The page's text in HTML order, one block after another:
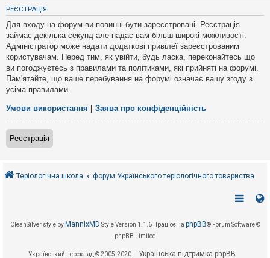
в
і
д
п
о
в
і
д
е
й
к
т
и
в
т
РЕЄСТРАЦІЯ
Для входу на форум ви повинні бути зареєстровані. Реєстрація
займає декілька секунд але надає вам більш широкі можливості.
Адміністратор може надати додаткові привілеї зареєстрованим
користувачам. Перед тим, як увійти, будь ласка, переконайтесь що
ви погоджуєтесь з правилами та політиками, які прийняті на форумі.
Пам'ятайте, що ваше перебування на форумі означає вашу згоду з
усіма правилами.
Умови використання Заява про конфіденційність
Реєстрація
Теріологічна школа форум Українського теріологічного товариства
CleanSilver style by MannixMD Style Version 1.1.6 Працює на phpBB® Forum Software ©
phpBB Limited
Український переклад © 2005-2020 Українська підтримка phpBB